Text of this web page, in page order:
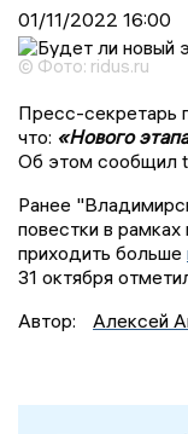
01/11/2022 16:00
© Фото: ridus.ru
Пресс-секретарь
что: «Нового
Об этом сообщил
Ранее
повестки в
приходить больше
31 октября
Автор:
Алексей